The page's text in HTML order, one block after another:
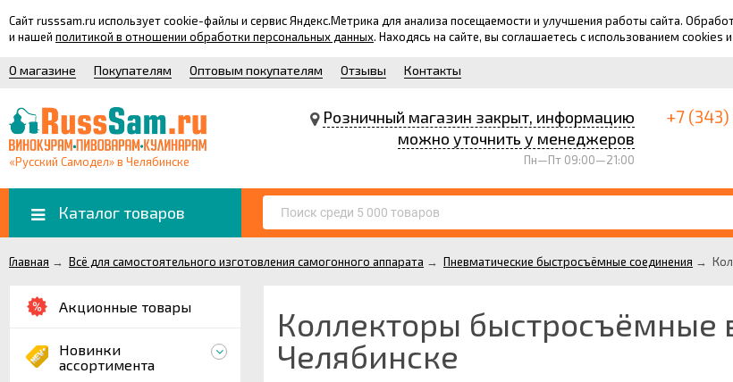
Сайт russsam.ru использует cookie-файлы и сервис Яндекс.Метрика для анализа посещаемости и улучшения работы сайта.
и нашей политикой в отношении обработки персональных данных. Находясь на сайте, вы соглашаетесь с использованием
О магазине Покупателям Оптовым покупателям Отзывы Контакты
«Русский Самодел» в Челябинске
Розничный магазин закрыт, информацию
можно уточнить у менеджеров
Пн—Пт 09:00—21:00
+7
Каталог товаров
Главная → Всё для самостоятельного изготовления самогонного аппарата → Пневматические быстросъёмные соединения →
Акционные товары
Новинки
ассортимента
Коллекторы быстросъёмные
Челябинске